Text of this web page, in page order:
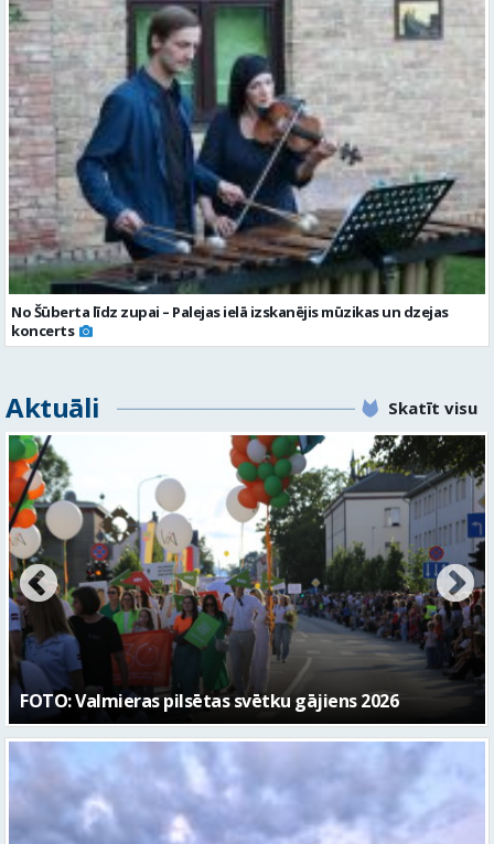
No Šūberta līdz zupai – Palejas ielā izskanējis mūzikas un dzejas
koncerts
Aktuāli Skatīt visu
Valmieras svētku nedēļā Kazu krācēs atklāj skulptūru
“Kaza”